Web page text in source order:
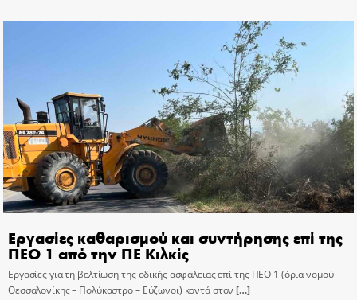
Εργασίες καθαρισμού και συντήρησης επί της
ΠΕΟ 1 από την ΠΕ Κιλκίς
Εργασίες για τη βελτίωση της οδικής ασφάλειας επί της ΠΕΟ 1 (όρια νομού
Θεσσαλονίκης – Πολύκαστρο – Εύζωνοι) κοντά στον […]